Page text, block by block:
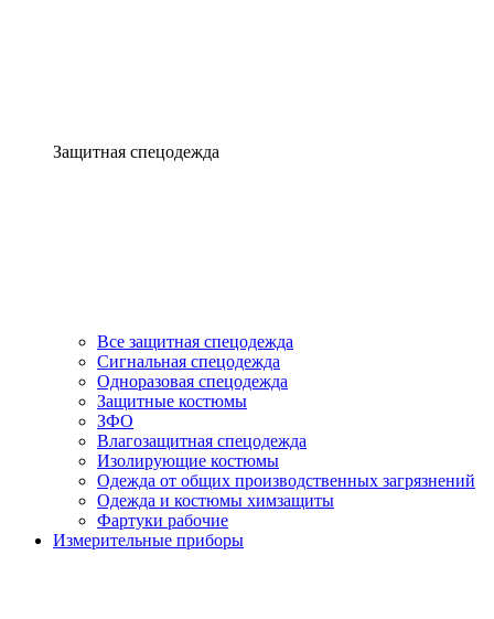
Защитная спецодежда
Все защитная спецодежда
Сигнальная спецодежда
Одноразовая спецодежда
Защитные костюмы
ЗФО
Влагозащитная спецодежда
Изолирующие костюмы
Одежда от общих производственных загрязнений
Одежда и костюмы химзащиты
Фартуки рабочие
Измерительные приборы